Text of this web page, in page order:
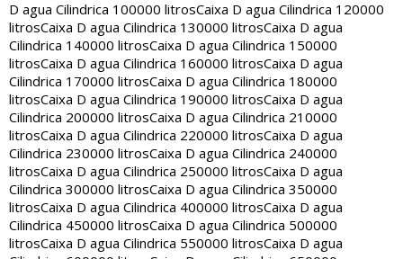
D agua Cilindrica 100000 litrosCaixa D agua Cilindrica 120000
litrosCaixa D agua Cilindrica 130000 litrosCaixa D agua
Cilindrica 140000 litrosCaixa D agua Cilindrica 150000
litrosCaixa D agua Cilindrica 160000 litrosCaixa D agua
Cilindrica 170000 litrosCaixa D agua Cilindrica 180000
litrosCaixa D agua Cilindrica 190000 litrosCaixa D agua
Cilindrica 200000 litrosCaixa D agua Cilindrica 210000
litrosCaixa D agua Cilindrica 220000 litrosCaixa D agua
Cilindrica 230000 litrosCaixa D agua Cilindrica 240000
litrosCaixa D agua Cilindrica 250000 litrosCaixa D agua
Cilindrica 300000 litrosCaixa D agua Cilindrica 350000
litrosCaixa D agua Cilindrica 400000 litrosCaixa D agua
Cilindrica 450000 litrosCaixa D agua Cilindrica 500000
litrosCaixa D agua Cilindrica 550000 litrosCaixa D agua